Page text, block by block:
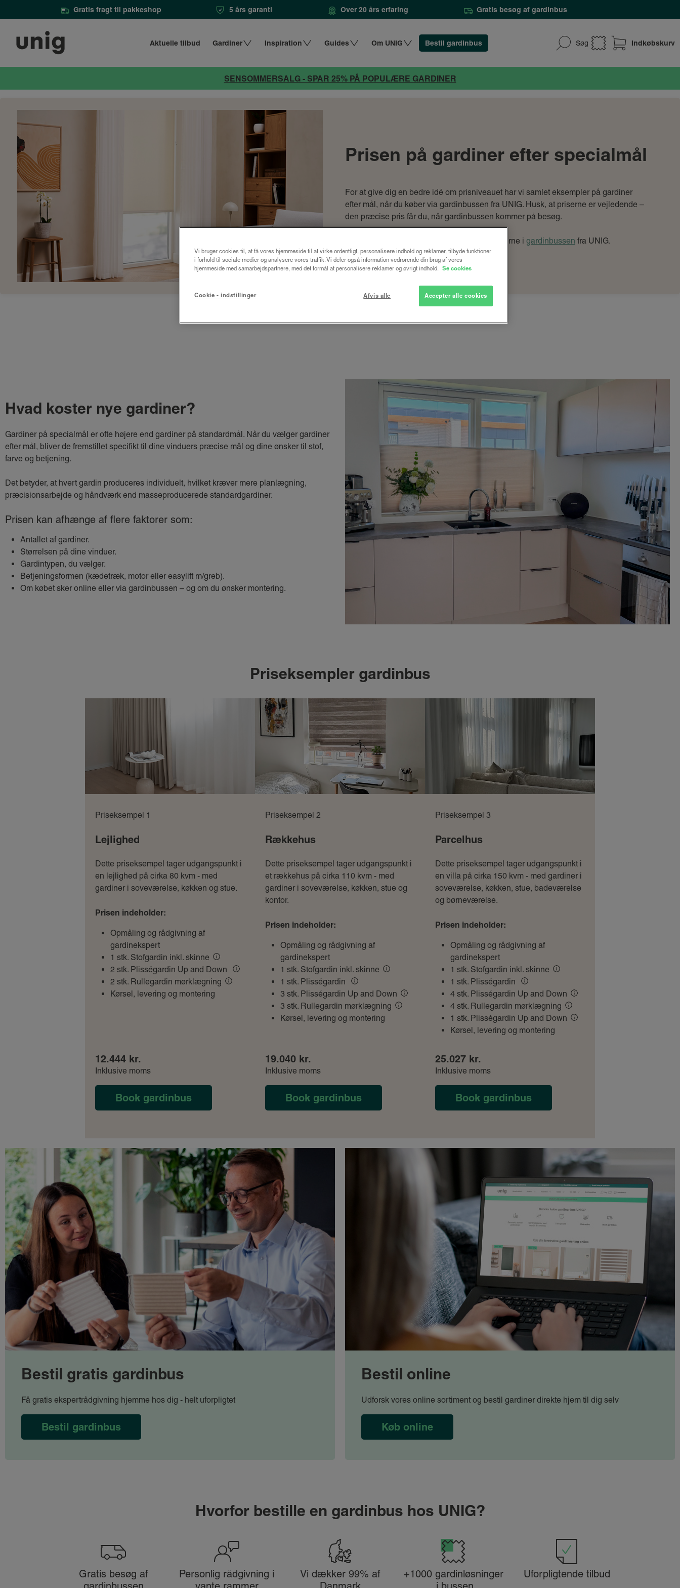
Gratis fragt til pakkeshop 5 års garanti Over 20 års erfaring Gratis besøg af gardinbus
Søg Indkøbskurv
Aktuelle tilbud Gardiner Inspiration Guides Om UNIG Bestil gardinbus
SENSOMMERSALG - SPAR 25% PÅ POPULÆRE GARDINER
Prisen på gardiner efter specialmål
For at give dig en bedre idé om prisniveauet har vi samlet eksempler på gardiner
efter mål, når du køber via gardinbussen fra UNIG. Husk, at priserne er vejledende –
den præcise pris får du, når gardinbussen kommer på besøg.
Læs mere, og få relevant information om priserne i gardinbussen fra UNIG.
Hvad koster nye gardiner?
Gardiner på specialmål er ofte højere end gardiner på standardmål. Når du vælger gardiner
efter mål, bliver de fremstillet specifikt til dine vinduers præcise mål og dine ønsker til stof,
farve og betjening.
Det betyder, at hvert gardin produceres individuelt, hvilket kræver mere planlægning,
præcisionsarbejde og håndværk end masseproducerede standardgardiner.
Prisen kan afhænge af flere faktorer som:
Antallet af gardiner.
Størrelsen på dine vinduer.
Gardintypen, du vælger.
Betjeningsformen (kædetræk, motor eller easylift m/greb).
Om købet sker online eller via gardinbussen – og om du ønsker montering.
Priseksempler gardinbus
Priseksempel 1
Lejlighed
Dette priseksempel tager udgangspunkt i
en lejlighed på cirka 80 kvm - med
gardiner i soveværelse, køkken og stue.
Prisen indeholder:
Opmåling og rådgivning af
gardinekspert
1 stk. Stofgardin inkl. skinne
2 stk. Plisségardin Up and Down
2 stk. Rullegardin mørklægning
Kørsel, levering og montering
12.444 kr.
Inklusive moms
Book gardinbus
Priseksempel 2
Rækkehus
Dette priseksempel tager udgangspunkt i
et rækkehus på cirka 110 kvm - med
gardiner i soveværelse, køkken, stue og
kontor.
Prisen indeholder:
Opmåling og rådgivning af
gardinekspert
1 stk. Stofgardin inkl. skinne
1 stk. Plisségardin
3 stk. Plisségardin Up and Down
3 stk. Rullegardin mørklægning
Kørsel, levering og montering
19.040 kr.
Inklusive moms
Book gardinbus
Priseksempel 3
Parcelhus
Dette priseksempel tager udgangspunkt i
en villa på cirka 150 kvm - med gardiner i
soveværelse, køkken, stue, badeværelse
og børneværelse.
Prisen indeholder:
Opmåling og rådgivning af
gardinekspert
1 stk. Stofgardin inkl. skinne
1 stk. Plisségardin
4 stk. Plisségardin Up and Down
4 stk. Rullegardin mørklægning
1 stk. Plisségardin Up and Down
Kørsel, levering og montering
25.027 kr.
Inklusive moms
Book gardinbus
Bestil gratis gardinbus
Få gratis ekspertrådgivning hjemme hos dig - helt uforpligtet
Bestil gardinbus
Bestil online
Udforsk vores online sortiment og bestil gardiner direkte hjem til dig selv
Køb online
Hvorfor bestille en gardinbus hos UNIG?
Gratis besøg af
Personlig rådgivning i
Vi dækker 99% af
+1000 gardinløsninger
Uforpligtende tilbud
Vi bruger cookies til, at få vores hjemmeside til at virke ordentligt, personalisere indhold og reklamer, tilbyde funktioner
i forhold til sociale medier og analysere vores traffik. Vi deler også information vedrørende din brug af vores
hjemmeside med samarbejdspartnere, med det formål at personalisere reklamer og øvrigt indhold. Se cookies
Cookie - indstillinger Afvis alle Accepter alle cookies